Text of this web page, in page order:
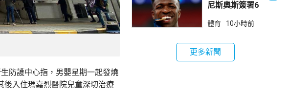
防護中心指，男嬰星期一起發燒
後入住瑪嘉烈醫院兒童深切治療
尼斯奧斯簽署6
體育 10小時前
更多新聞